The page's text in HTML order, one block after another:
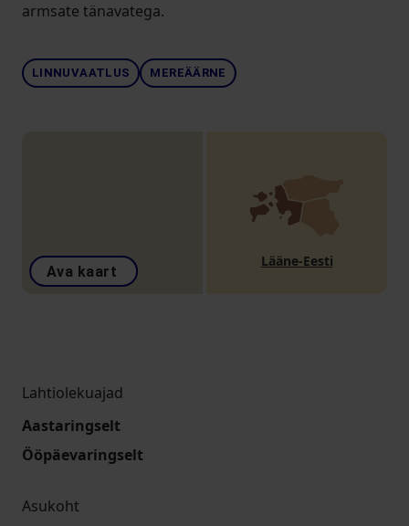
armsate tänavatega.
LINNUVAATLUS MEREÄÄRNE
Ava kaart
Lääne-Eesti
Lahtiolekuajad
Aastaringselt
Ööpäevaringselt
Asukoht